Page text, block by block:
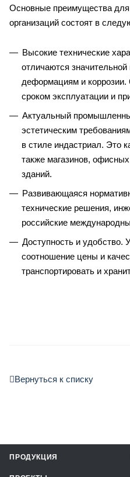
Основные преимущества
организаций состоят в
Высокие технические
отличаются
деформациям и
сроком эксплуатации и
Актуальный
эстетическим
в стиле индастриал. Это
также магазинов,
зданий.
Развивающаяся
технические решения,
российские
Доступность и удобство.
соотношение цены и
транспортировать и
Вернуться к списку
ПРОДУКЦИЯ